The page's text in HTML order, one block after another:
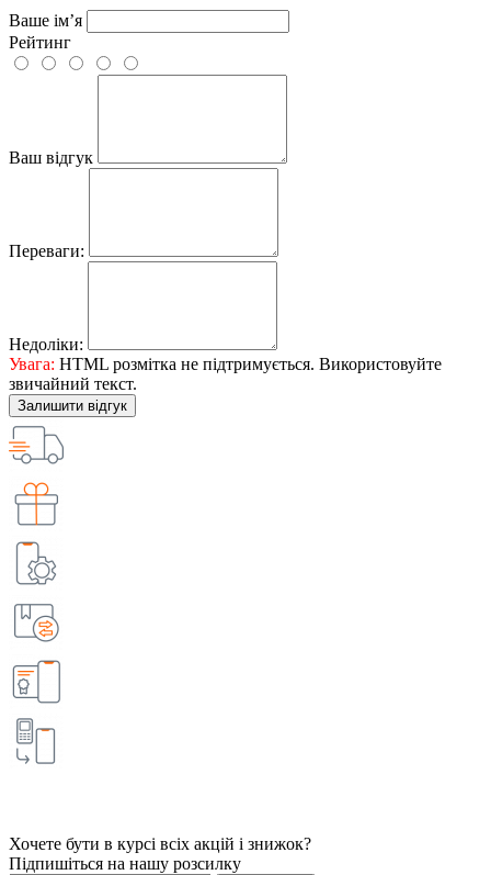
Ваше ім’я
Рейтинг
Ваш відгук
Переваги:
Недоліки:
Увага: HTML розмітка не підтримується. Використовуйте
звичайний текст.
Залишити відгук
Хочете бути в курсі всіх акцій і знижок?
Підпишіться на нашу розсилку